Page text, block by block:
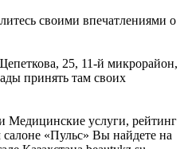
своими впечатлениями о
25, 11-й микрорайон,
принять там своих
услуги, рейтинг
«Пульс» Вы найдете на